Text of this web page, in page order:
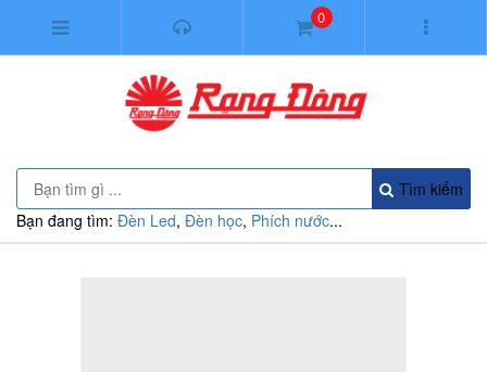
0
Tìm kiếm
Bạn đang tìm: Đèn Led, Đèn học, Phích nước...